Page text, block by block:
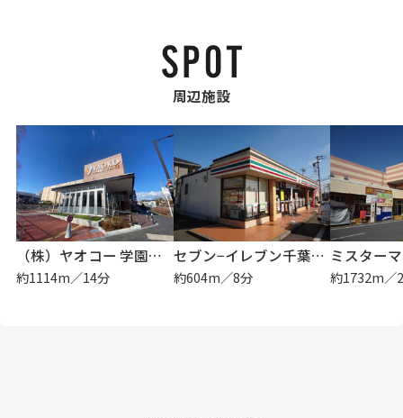
周辺施設
（株）ヤオコー 学園前店
約1114m／14分
セブン−イレブン千葉生実町店
約604m／8分 約1732m／